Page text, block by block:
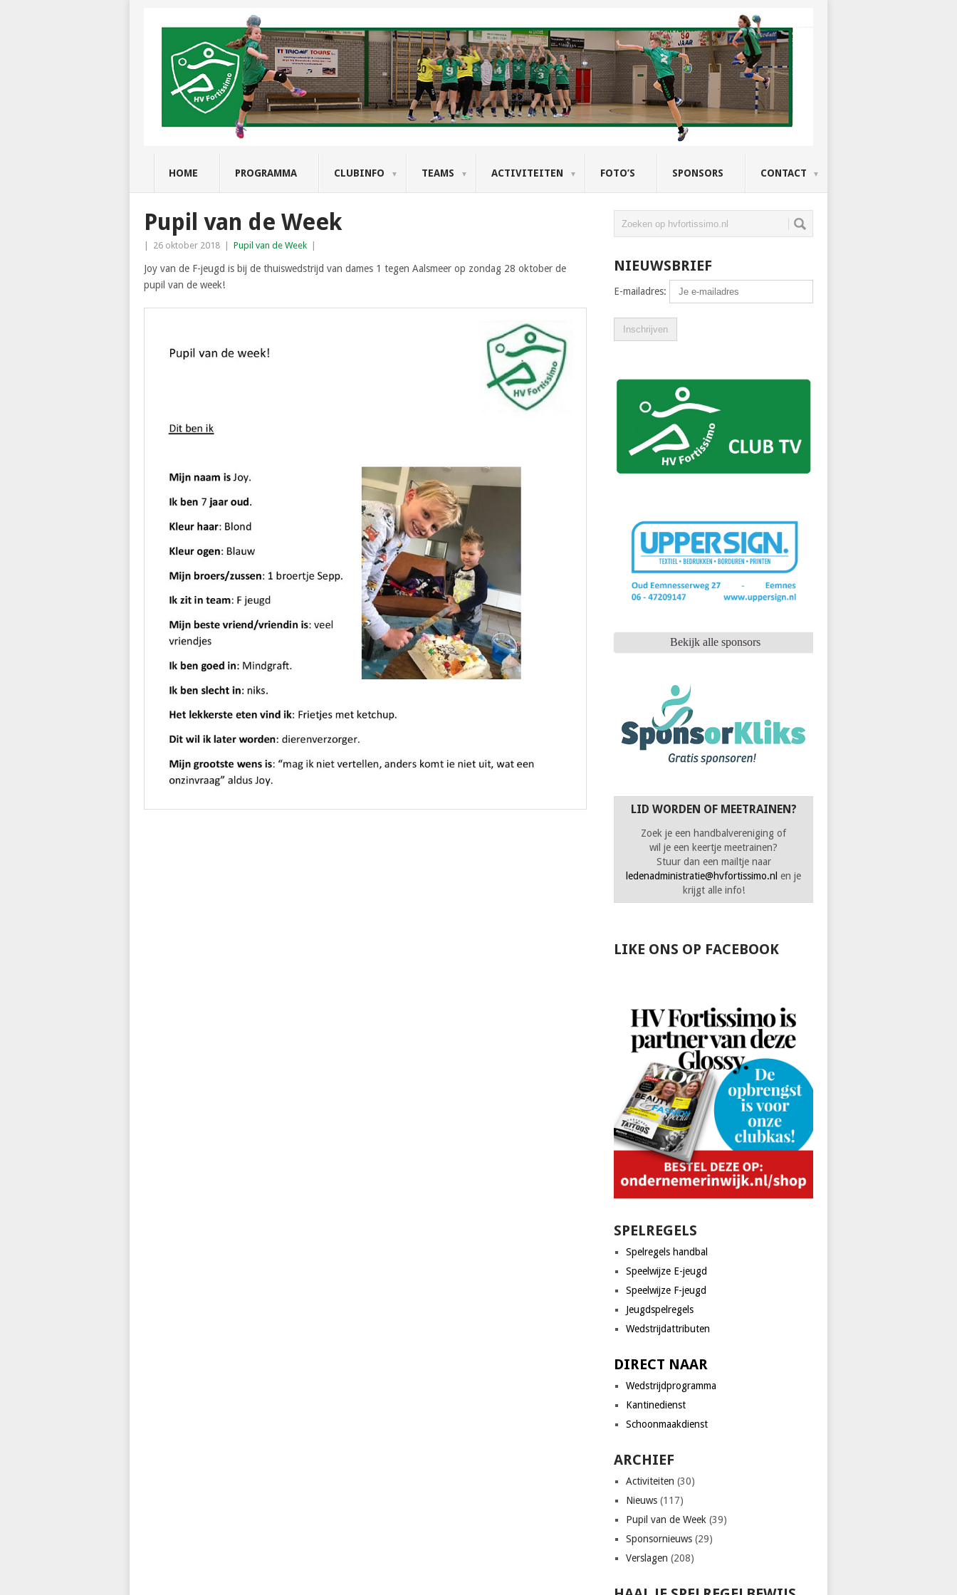
HOME PROGRAMMA CLUBINFO TEAMS ACTIVITEITEN FOTO’S SPONSORS CONTACT
Pupil van de Week
26 oktober 2018 Pupil van de Week
Joy van de F-jeugd is bij de thuiswedstrijd van dames 1 tegen Aalsmeer op zondag 28 oktober de
pupil van de week!
NIEUWSBRIEF
E-mailadres:
Bekijk alle sponsors
LID WORDEN OF MEETRAINEN?
Zoek je een handbalvereniging of
wil je een keertje meetrainen?
Stuur dan een mailtje naar
ledenadministratie@hvfortissimo.nl en je
krijgt alle info!
LIKE ONS OP FACEBOOK
SPELREGELS
Spelregels handbal
Speelwijze E-jeugd
Speelwijze F-jeugd
Jeugdspelregels
Wedstrijdattributen
DIRECT NAAR
Wedstrijdprogramma
Kantinedienst
Schoonmaakdienst
ARCHIEF
Activiteiten (30)
Nieuws (117)
Pupil van de Week (39)
Sponsornieuws (29)
Verslagen (208)